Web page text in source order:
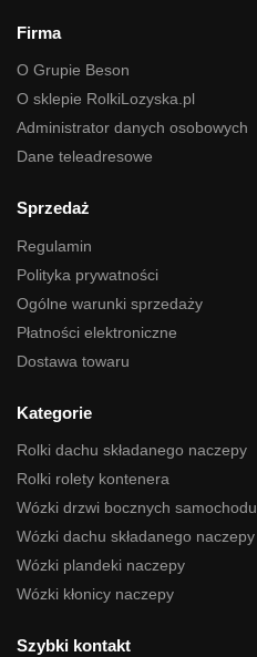
Firma
O Grupie Beson
O sklepie RolkiLozyska.pl
Administrator danych osobowych
Dane teleadresowe
Sprzedaż
Regulamin
Polityka prywatności
Ogólne warunki sprzedaży
Płatności elektroniczne
Dostawa towaru
Kategorie
Rolki dachu składanego naczepy
Rolki rolety kontenera
Wózki drzwi bocznych samochodu
Wózki dachu składanego naczepy
Wózki plandeki naczepy
Wózki kłonicy naczepy
Szybki kontakt